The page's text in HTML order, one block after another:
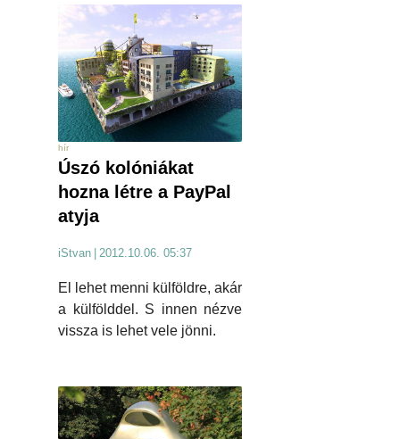
hír
Úszó kolóniákat
hozna létre a PayPal
atyja
iStvan 2012.10.06. 05:37
El lehet menni külföldre, akár
a külfölddel. S innen nézve
vissza is lehet vele jönni.